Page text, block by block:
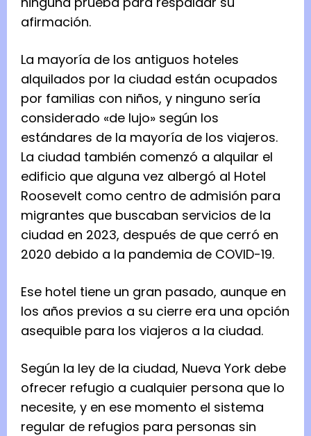
afirmación.
La mayoría de los antiguos hoteles
alquilados por la ciudad están ocupados
por familias con niños, y ninguno sería
considerado «de lujo» según los
estándares de la mayoría de los viajeros.
La ciudad también comenzó a alquilar el
edificio que alguna vez albergó al Hotel
Roosevelt como centro de admisión para
migrantes que buscaban servicios de la
ciudad en 2023, después de que cerró en
2020 debido a la pandemia de COVID-19.
Ese hotel tiene un gran pasado, aunque en
los años previos a su cierre era una opción
asequible para los viajeros a la ciudad.
Según la ley de la ciudad, Nueva York debe
ofrecer refugio a cualquier persona que lo
necesite, y en ese momento el sistema
regular de refugios para personas sin